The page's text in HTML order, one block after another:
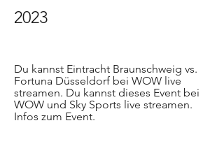
2023
Du kannst Eintracht Braunschweig vs.
Fortuna Düsseldorf bei WOW live
streamen. Du kannst dieses Event bei
WOW und Sky Sports live streamen.
Infos zum Event.